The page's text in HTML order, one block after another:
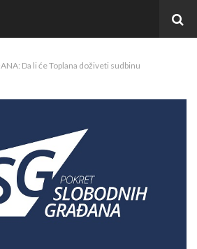
Da li će Toplana doživeti sudbinu